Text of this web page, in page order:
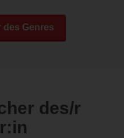
des Genres
des/r